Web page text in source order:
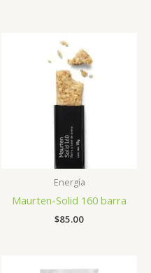
Energía
Maurten-Solid 160 barra
$85.00